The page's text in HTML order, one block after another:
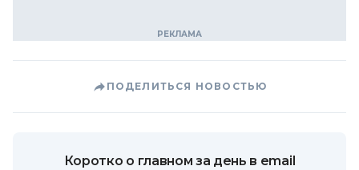
ПОДЕЛИТЬСЯ НОВОСТЬЮ
Коротко о главном за день в email